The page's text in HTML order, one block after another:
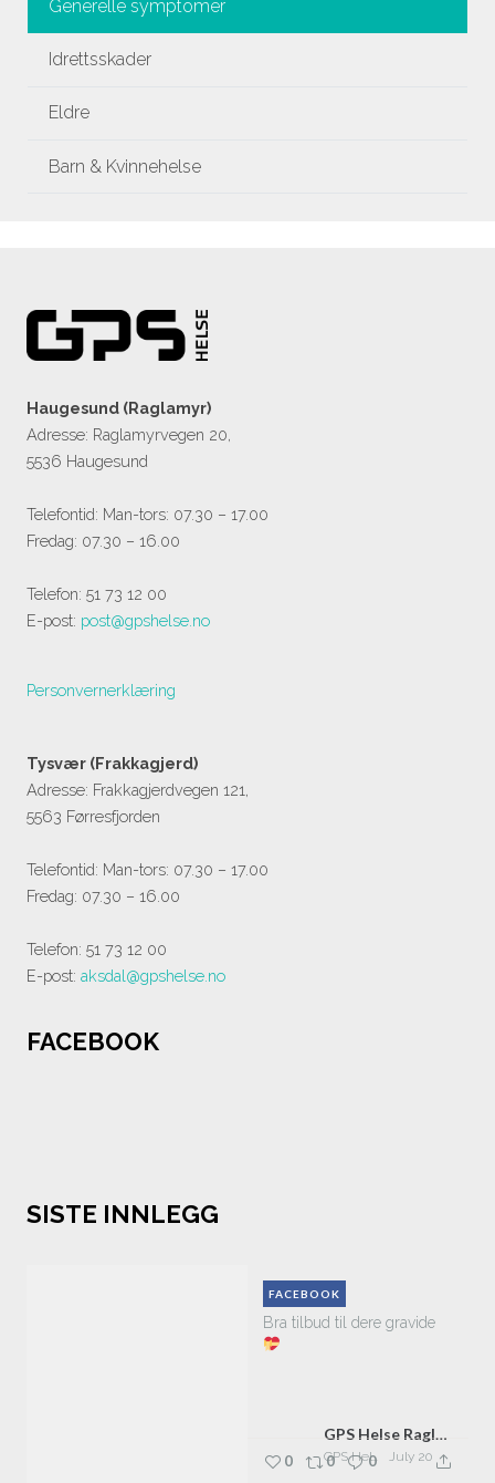
Generelle symptomer
Idrettsskader
Eldre
Barn & Kvinnehelse
Haugesund (Raglamyr)
Adresse: Raglamyrvegen 20,
5536 Haugesund
Telefontid: Man-tors: 07.30 – 17.00
Fredag: 07.30 – 16.00
Telefon: 51 73 12 00
E-post: post@gpshelse.no
Personvernerklæring
Tysvær (Frakkagjerd)
Adresse: Frakkagjerdvegen 121,
5563 Førresfjorden
Telefontid: Man-tors: 07.30 – 17.00
Fredag: 07.30 – 16.00
Telefon: 51 73 12 00
E-post: aksdal@gpshelse.no
FACEBOOK
SISTE INNLEGG
Bra tilbud til dere gravide
GPS Helse Raglamyr
GPS Helse Raglamyr July 20
FACEBOOK
0 0 0